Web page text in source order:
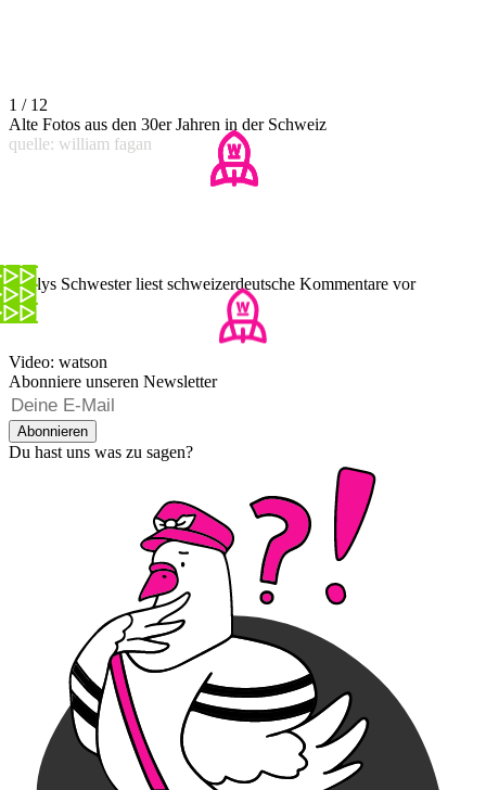
1 / 12
Alte Fotos aus den 30er Jahren in der Schweiz
quelle: william fagan
Emilys Schwester liest schweizerdeutsche Kommentare vor
Video: watson
Abonniere unseren Newsletter
Abonnieren
Du hast uns was zu sagen?